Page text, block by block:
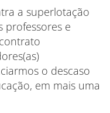
a superlotação
professores e
o descaso
em mais uma